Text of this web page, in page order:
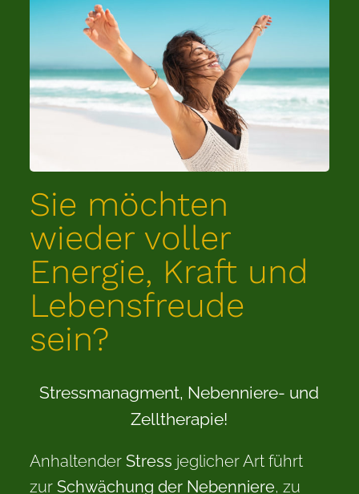
Sie möchten
wieder voller
Energie, Kraft und
Lebensfreude
sein?
Stressmanagment, Nebenniere- und
Zelltherapie!
AnhaltenderStress jeglicher Art führt
zurSchwächung der Nebenniere, zu